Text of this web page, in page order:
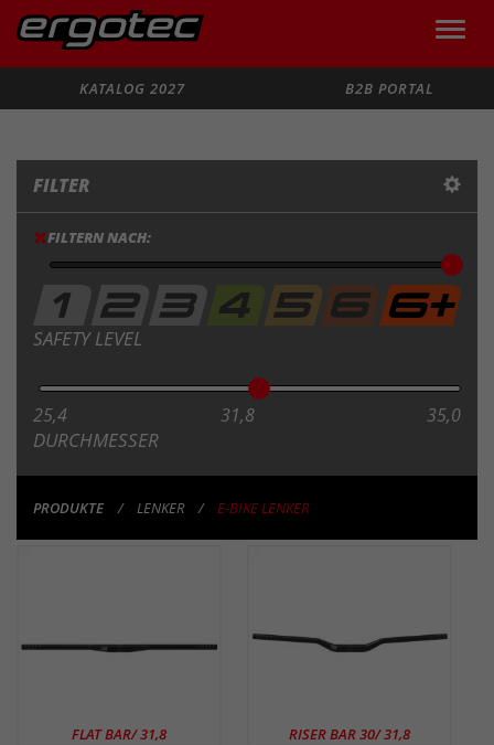
Toggle
KATALOG 2027
B2B PORTAL
FILTER
FILTERN NACH:
SAFETY LEVEL
25,4 31,8 35,0
DURCHMESSER
PRODUKTE LENKER E-BIKE LENKER
FLAT BAR/ 31,8 RISER BAR 30/ 31,8